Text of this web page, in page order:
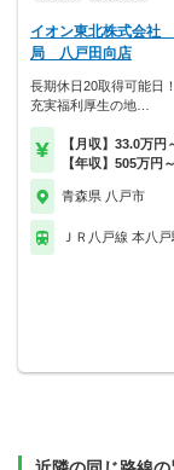
イオン東北株式会社
局 八戸田向店
長期休日20取得可能日
充実福利厚生の地…
【月収】33.0万円
【年収】505万円
青森県 八戸市
ＪＲ八戸線 本八戸